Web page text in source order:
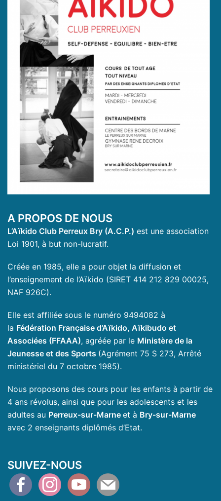
A PROPOS DE NOUS
L’Aïkido Club Perreux Bry (A.C.P.) est une association
Loi 1901, à but non-lucratif.
Créée en 1985, elle a pour objet la diffusion et
l’enseignement de l’Aïkido (SIRET 414 212 829 00025,
NAF 926C).
Elle est affiliée sous le numéro 9494082 à
la Fédération Française d’Aïkido, Aïkibudo et
Associées (FFAAA), agréée par le Ministère de la
Jeunesse et des Sports (Agrément 75 S 273, Arrêté
ministériel du 7 octobre 1985).
Nous proposons des cours pour les enfants à partir de
4 ans révolus, ainsi que pour les adolescents et les
adultes au Perreux-sur-Marne et à Bry-sur-Marne
avec 2 enseignants diplômés d’Etat.
SUIVEZ-NOUS
facebookinstagramyoutubemail